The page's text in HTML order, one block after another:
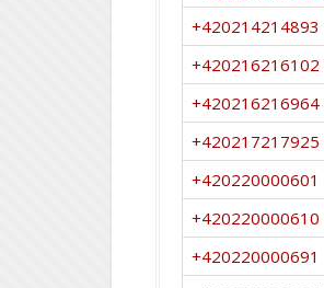
+420214214893
+420216216102
+420216216964
+420217217925
+420220000601
+420220000610
+420220000691